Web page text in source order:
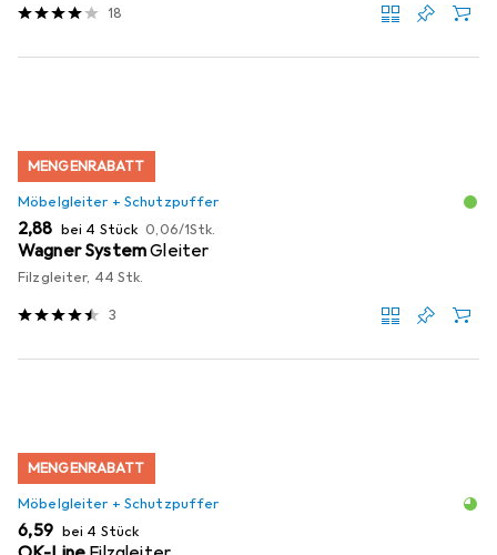
18
MENGENRABATT
Möbelgleiter + Schutzpuffer
EUR
2,88 bei 4 Stück EUR
0,06/1Stk.
Wagner SystemGleiter
Filzgleiter, 44 Stk.
3
MENGENRABATT
Möbelgleiter + Schutzpuffer
EUR
6,59 bei 4 Stück